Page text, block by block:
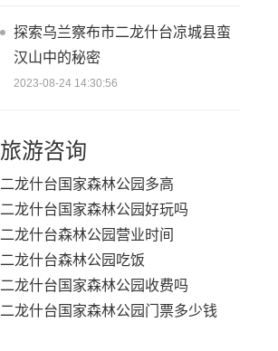
探索乌兰察布市二龙什台凉城县蛮
汉山中的秘密
2023-08-24 14:30:56
旅游咨询
二龙什台国家森林公园多高
二龙什台国家森林公园好玩吗
二龙什台森林公园营业时间
二龙什台森林公园吃饭
二龙什台国家森林公园收费吗
二龙什台国家森林公园门票多少钱